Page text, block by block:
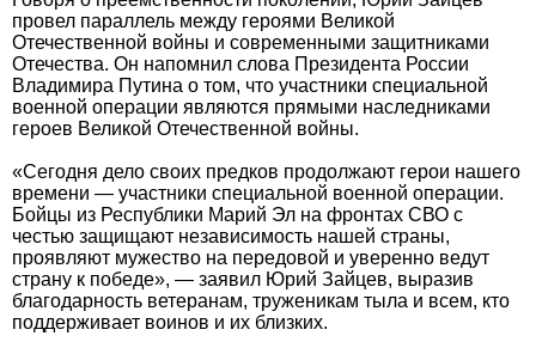
провел параллель между героями Великой
Отечественной войны и современными защитниками
Отечества. Он напомнил слова Президента России
Владимира Путина о том, что участники специальной
военной операции являются прямыми наследниками
героев Великой Отечественной войны.
«Сегодня дело своих предков продолжают герои нашего
времени — участники специальной военной операции.
Бойцы из Республики Марий Эл на фронтах СВО с
честью защищают независимость нашей страны,
проявляют мужество на передовой и уверенно ведут
страну к победе», — заявил Юрий Зайцев, выразив
благодарность ветеранам, труженикам тыла и всем, кто
поддерживает воинов и их близких.